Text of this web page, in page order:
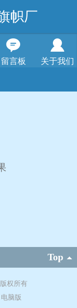
帜厂
留言板 关于我们
Top
权所有
电脑版